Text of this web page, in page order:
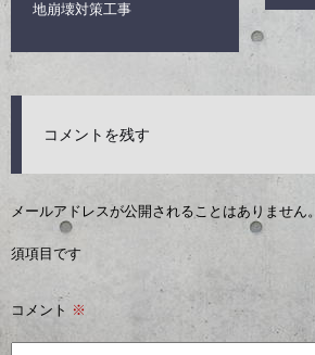
地崩壊対策工事
コメントを残す
メールアドレスが公開されることはありません。
須項目です
コメント ※